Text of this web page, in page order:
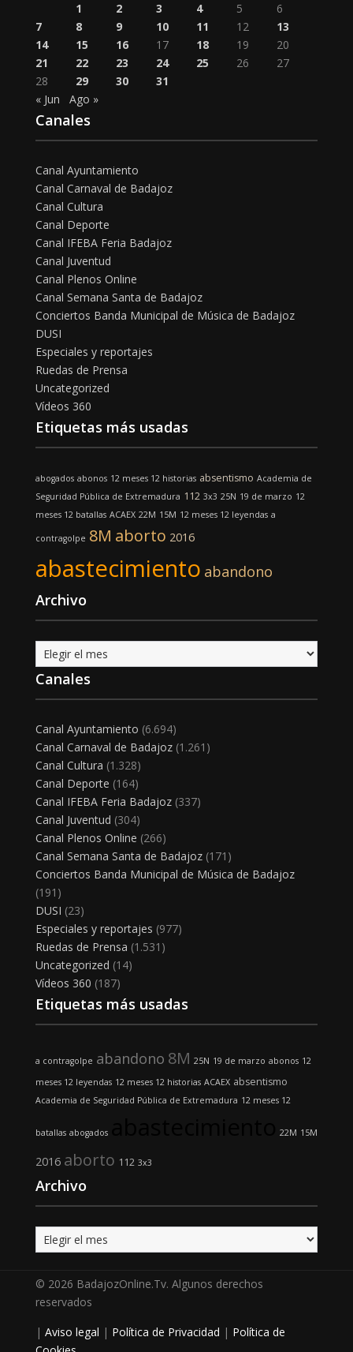
1
2 3 4 5
6
7
8 9 10 11 12
13
14
15 16 17 18 19
20
21
22 23 24 25 26
27
28
29 30
31
« Jun
Ago »
Canales
Canal Ayuntamiento
Canal Carnaval de Badajoz
Canal Cultura
Canal Deporte
Canal IFEBA Feria Badajoz
Canal Juventud
Canal Plenos Online
Canal Semana Santa de Badajoz
Conciertos Banda Municipal de Música de Badajoz
DUSI
Especiales y reportajes
Ruedas de Prensa
Uncategorized
Vídeos 360
Etiquetas más usadas
abogados abonos 12 meses 12 historias absentismo Academia de
Seguridad Pública de Extremadura 112 3x3 25N 19 de marzo 12
meses 12 batallas ACAEX 22M 15M 12 meses 12 leyendas a
contragolpe 8M aborto 2016
abastecimiento abandono
Archivo
Archivo
Canales
Canal Ayuntamiento (6.694)
Canal Carnaval de Badajoz(1.261)
Canal Cultura (1.328)
Canal Deporte (164)
Canal IFEBA Feria Badajoz(337)
Canal Juventud (304)
Canal Plenos Online (266)
Canal Semana Santa de Badajoz(171)
Conciertos Banda Municipal de Música de Badajoz
(191)
DUSI (23)
Especiales y reportajes (977)
Ruedas de Prensa (1.531)
Uncategorized (14)
Vídeos 360 (187)
Etiquetas más usadas
a contragolpe abandono 8M 25N 19 de marzo abonos 12
meses 12 leyendas 12 meses 12 historias ACAEX absentismo
Academia de Seguridad Pública de Extremadura 12 meses 12
batallas abogados 22M 15M
2016 aborto 112 3x3
Archivo
Archivo
© 2026 BadajozOnline.Tv. Algunos derechos
reservados
| Aviso legal | Política de Privacidad | Política de